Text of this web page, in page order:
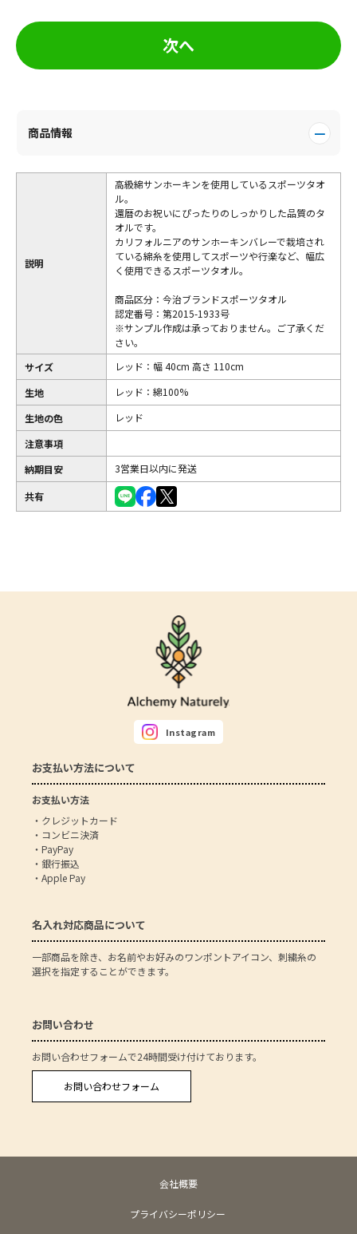
次へ
商品情報
説明
高級綿サンホーキンを使用しているスポーツタオ
ル。
還暦のお祝いにぴったりのしっかりした品質のタ
オルです。
カリフォルニアのサンホーキンバレーで栽培され
ている綿糸を使用してスポーツや行楽など、幅広
く使用できるスポーツタオル。
商品区分：今治ブランドスポーツタオル
認定番号：第2015-1933号
※サンプル作成は承っておりません。ご了承くだ
さい。
サイズ
レッド：幅 40cm 高さ 110cm
生地
レッド：綿100%
生地の色
レッド
注意事項
納期目安
3営業日以内に発送
共有
Instagram
お支払い方法について
お支払い方法
・クレジットカード
・コンビニ決済
・PayPay
・銀行振込
・Apple Pay
名入れ対応商品について
一部商品を除き、お名前やお好みのワンポントアイコン、刺繍糸の
選択を指定することができます。
お問い合わせ
お問い合わせフォームで24時間受け付けております。
お問い合わせフォーム
会社概要
プライバシーポリシー